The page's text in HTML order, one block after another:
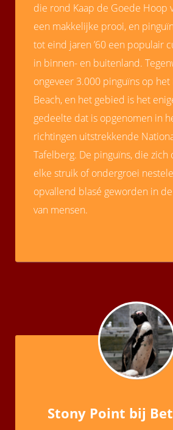
die rond Kaap de Goede Hoop
een makkelijke prooi, en
tot eind jaren ’60 een populair
in binnen- en buitenland.
ongeveer 3.000 pinguïns op
Beach, en het gebied is het
gedeelte dat is opgenomen in
richtingen uitstrekkende
Tafelberg. De pinguïns, die zich
elke struik of ondergroei
opvallend blasé geworden in
van mensen.
Stony Point bij